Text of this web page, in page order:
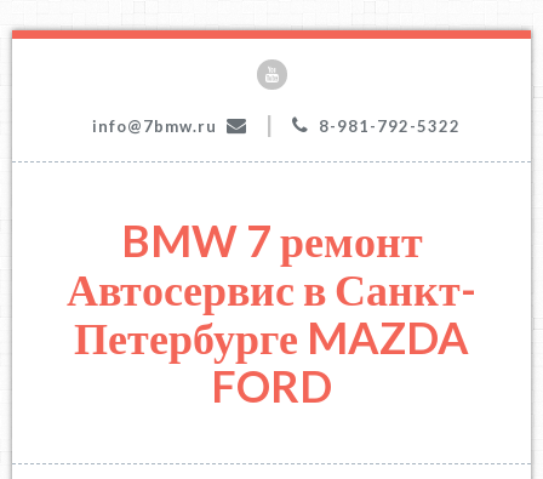
info@7bmw.ru 8-981-792-5322
BMW 7 ремонт
Автосервис в Санкт-
Петербурге MAZDA
FORD